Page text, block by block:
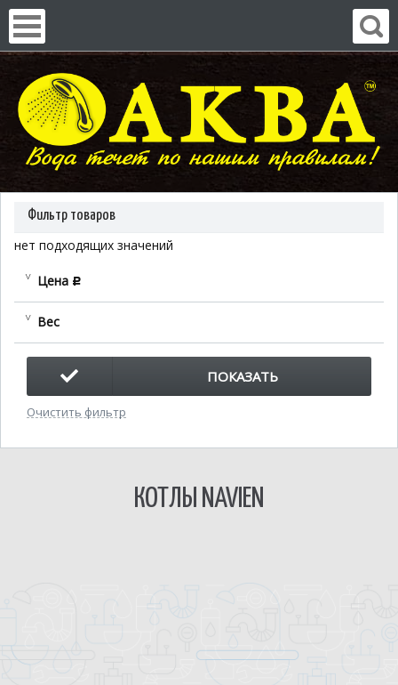
Фильтр товаров
нет подходящих значений
Цена c
Вес
ПОКАЗАТЬ
Очистить фильтр
КОТЛЫ NAVIEN